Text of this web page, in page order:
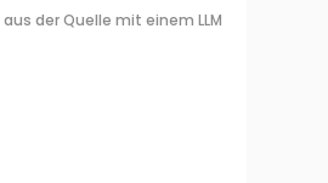
der Quelle mit einem LLM